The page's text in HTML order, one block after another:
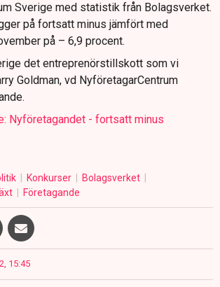
Sverige med statistik från Bolagsverket.
på fortsatt minus jämfört med
på – 6,9 procent.
det entreprenörstillskott som vi
Goldman, vd NyföretagarCentrum
Nyföretagandet - fortsatt minus
Konkurser
Bolagsverket
Företagande
15:45